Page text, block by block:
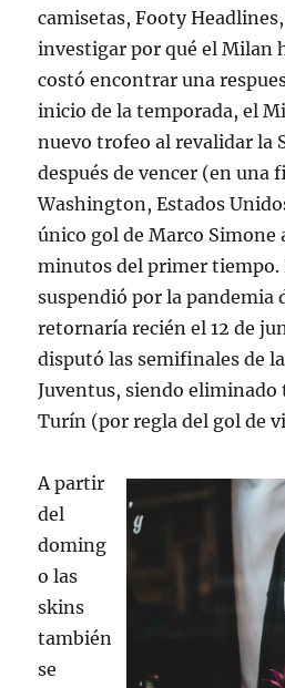
camisetas, Footy
investigar por qué el Milan
costó encontrar una
inicio de la temporada, el
nuevo trofeo al revalidar la
después de vencer (en una
Washington, Estados
único gol de Marco Simone
minutos del primer tiempo.
suspendió por la pandemia
retornaría recién el 12 de
disputó las semifinales de
Juventus, siendo
Turín (por regla del gol de
A partir
del
doming
o las
skins
también
se